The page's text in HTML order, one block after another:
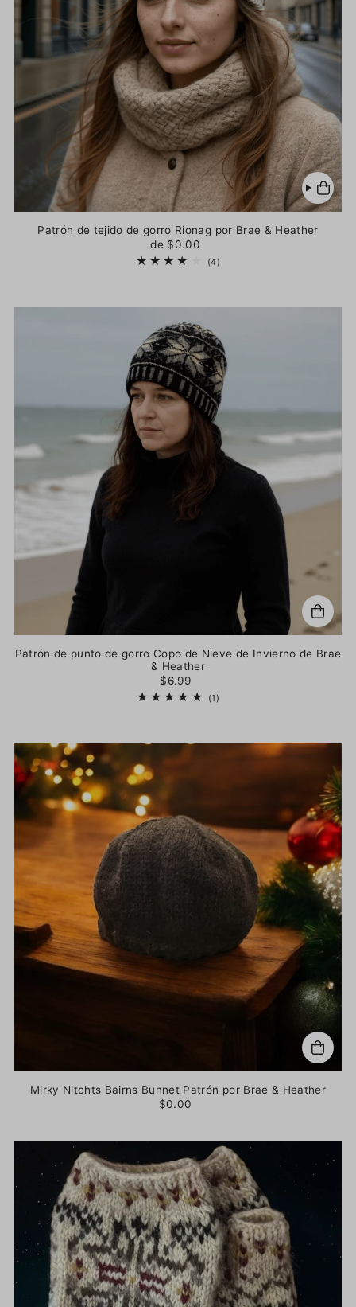
Patrón de tejido de gorro Rionag por Brae & Heather
de $0.00
(4)
Patrón de punto de gorro Copo de Nieve de Invierno de Brae
& Heather
$6.99
(1)
Mirky Nitchts Bairns Bunnet Patrón por Brae & Heather
$0.00